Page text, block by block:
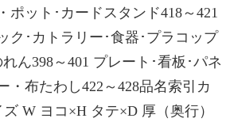
ポット･カードスタンド418～421
ク･カトラリー･食器･プラコップ
ん398～401 プレート･看板･パネ
・布たわし422～428品名索引カ
W ヨコ×H タテ×D 厚（奥行）